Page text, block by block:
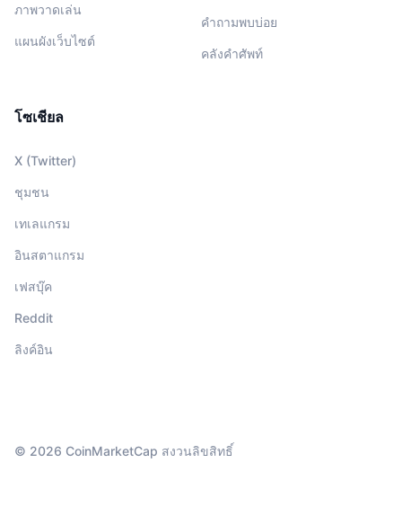
ภาพวาดเล่น
แผนผังเว็บไซต์
คำถามพบบ่อย
คลังคำศัพท์
โซเชียล
X (Twitter)
ชุมชน
เทเลแกรม
อินสตาแกรม
เฟสบุ๊ค
Reddit
ลิงค์อิน
© 2026 CoinMarketCap สงวนลิขสิทธิ์